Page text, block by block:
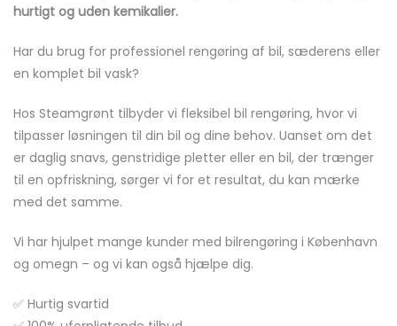
hurtigt og uden kemikalier.
Har du brug for professionel rengøring af bil, sæderens eller
en komplet bil vask?
Hos Steamgrønt tilbyder vi fleksibel bil rengøring, hvor vi
tilpasser løsningen til din bil og dine behov. Uanset om det
er daglig snavs, genstridige pletter eller en bil, der trænger
til en opfriskning, sørger vi for et resultat, du kan mærke
med det samme.
Vi har hjulpet mange kunder med bilrengøring i København
og omegn – og vi kan også hjælpe dig.
✅ Hurtig svartid